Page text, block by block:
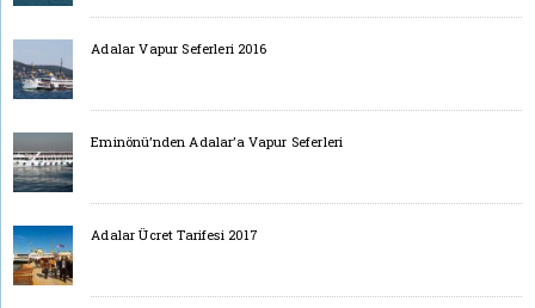
Adalar Vapur Seferleri 2016
Eminönü’nden Adalar’a Vapur Seferleri
Adalar Ücret Tarifesi 2017